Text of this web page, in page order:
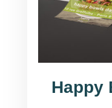
Happy